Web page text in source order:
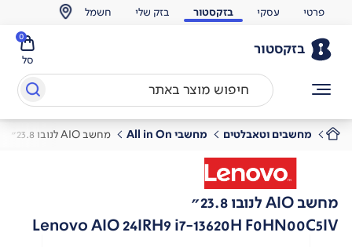
פרטי עסקי בזקסטור בזק שלי חשמל
בזקסטור
סל
0
מחשבים וטאבלטים מחשבי All in On מחשב AIO לנובו 23.8"
מחשב AIO לנובו 23.8"
Lenovo AIO 24IRH9 i7-13620H F0HN00C5IV